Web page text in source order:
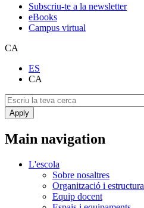
Subscriu-te a la newsletter
eBooks
Campus virtual
CA
ES
CA
Main navigation
L'escola
Sobre nosaltres
Organització i estructura
Equip docent